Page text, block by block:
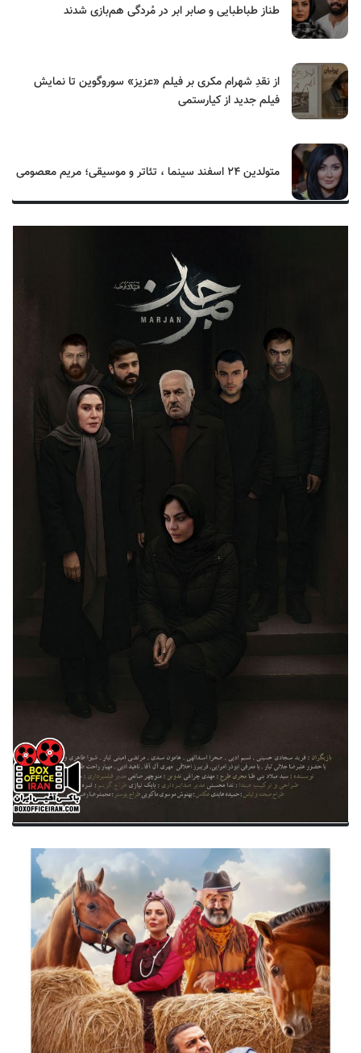
طناز طباطبایی و صابر ابر در مُردگی هم‌بازی شدند
از نقدِ شهرام مکری بر فیلم «عزیز» سوروگوین تا نمایش
فیلم جدید از کیارستمی
متولدین ۲۴ اسفند سینما ، تئاتر و موسیقی؛ مریم معصومی